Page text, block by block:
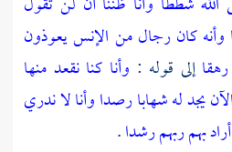
وأنه كان رجال من الإنس يعوذون
إلى قوله : وأنا كنا نقعد منها
يجد له شهابا رصدا وأنا لا ندري
بهم ربهم رشدا.